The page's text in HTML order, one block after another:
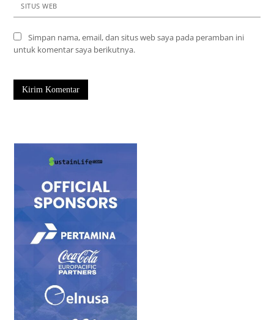
SITUS WEB
Simpan nama, email, dan situs web saya pada peramban ini
untuk komentar saya berikutnya.